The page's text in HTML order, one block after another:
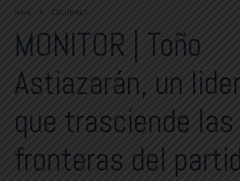
Home COLUMNAS
MONITOR | Toño
Astiazarán, un
que trasciende las
fronteras del